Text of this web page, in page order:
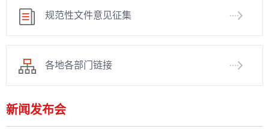
规范性文件意见征集
各地各部门链接
新闻发布会